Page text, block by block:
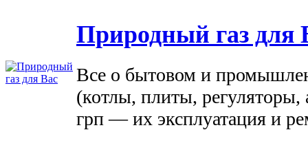
Природный газ для
Все о бытовом и
(котлы, плиты, регуляторы,
грп — их эксплуатация и